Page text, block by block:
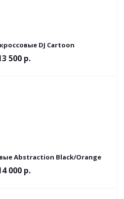
DJ Cartoon
500 р.
Abstraction Black/Orange
000 р.